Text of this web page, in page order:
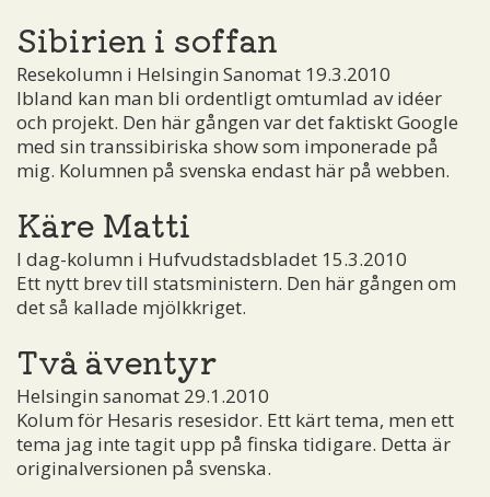
Sibirien i soffan
Resekolumn i Helsingin Sanomat 19.3.2010
Ibland kan man bli ordentligt omtumlad av idéer
och projekt. Den här gången var det faktiskt Google
med sin transsibiriska show som imponerade på
mig. Kolumnen på svenska endast här på webben.
Käre Matti
I dag-kolumn i Hufvudstadsbladet 15.3.2010
Ett nytt brev till statsministern. Den här gången om
det så kallade mjölkkriget.
Två äventyr
Helsingin sanomat 29.1.2010
Kolum för Hesaris resesidor. Ett kärt tema, men ett
tema jag inte tagit upp på finska tidigare. Detta är
originalversionen på svenska.